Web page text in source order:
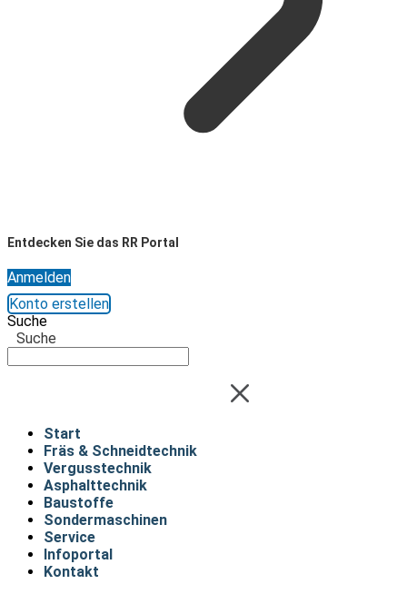
Entdecken Sie das RR Portal
Anmelden
Konto erstellen
Suche
Suche
Start
Fräs & Schneidtechnik
Vergusstechnik
Asphalttechnik
Baustoffe
Sondermaschinen
Service
Infoportal
Kontakt